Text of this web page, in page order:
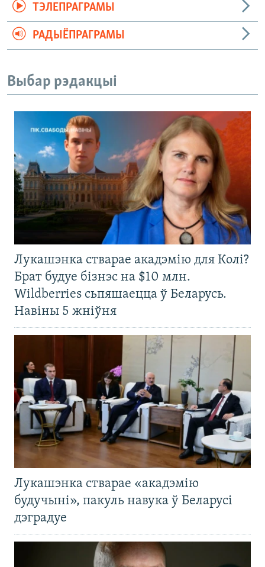
ТЭЛЕПРАГРАМЫ
РАДЫЁПРАГРАМЫ
Выбар рэдакцыі
Лукашэнка стварае акадэмію для Колі?
Брат будуе бізнэс на $10 млн.
Wildberries сьпяшаецца ў Беларусь.
Навіны 5 жніўня
Лукашэнка стварае «акадэмію
будучыні», пакуль навука ў Беларусі
дэградуе